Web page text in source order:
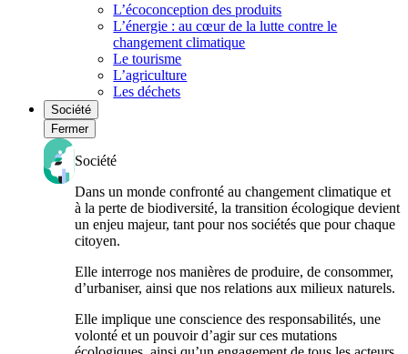
L’écoconception des produits
L’énergie : au cœur de la lutte contre le
changement climatique
Le tourisme
L’agriculture
Les déchets
Société
Fermer
Société
Dans un monde confronté au changement climatique et
à la perte de biodiversité, la transition écologique devient
un enjeu majeur, tant pour nos sociétés que pour chaque
citoyen.
Elle interroge nos manières de produire, de consommer,
d’urbaniser, ainsi que nos relations aux milieux naturels.
Elle implique une conscience des responsabilités, une
volonté et un pouvoir d’agir sur ces mutations